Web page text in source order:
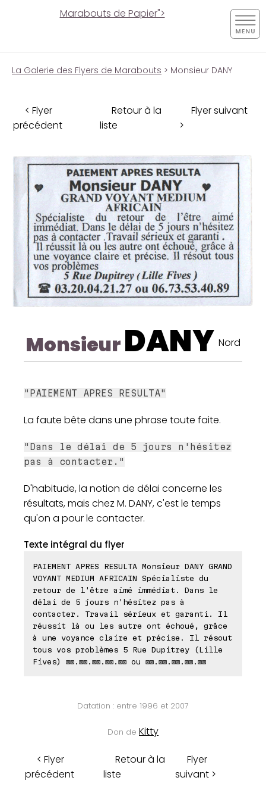
Marabouts de Papier">
La Galerie des Flyers de Marabouts > Monsieur DANY
< Flyer
précédent
Retour à la
liste
Flyer suivant
>
MonsieurDANY Nord
"PAIEMENT APRES RESULTA"
La faute bête dans une phrase toute faite.
"Dans le délai de 5 jours n'hésitez
pas à contacter."
D'habitude, la notion de délai concerne les
résultats, mais chez M. DANY, c'est le temps
qu'on a pour le contacter.
Texte intégral du flyer
PAIEMENT APRES RESULTA Monsieur DANY GRAND
VOYANT MEDIUM AFRICAIN Spécialiste du
retour de l'être aimé immédiat. Dans le
délai de 5 jours n'hésitez pas à
contacter. Travail sérieux et garanti. Il
réussit là ou les autre ont échoué, grâce
à une voyance claire et précise. Il résout
tous vos problèmes 5 Rue Dupitrey (Lille
Fives) ⊠⊠.⊠⊠.⊠⊠.⊠⊠.⊠⊠ ou ⊠⊠.⊠⊠.⊠⊠.⊠⊠.⊠⊠
Datation : entre 1996 et 2007
Don de Kitty
< Flyer
précédent
Retour à la
liste
Flyer
suivant >